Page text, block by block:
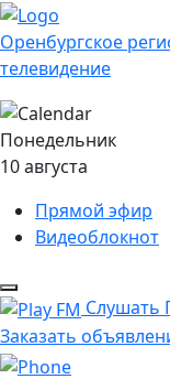
Оренбургское
телевидение
Понедельник
10 августа
Прямой эфир
Видеоблокнот
Слушать
Заказать